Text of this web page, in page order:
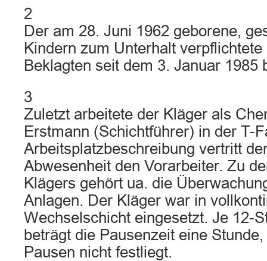
2
Der am 28. Juni 1962 geborene,
Kindern zum Unterhalt
Beklagten seit dem 3. Januar 1985
3
Zuletzt arbeitete der Kläger als
Erstmann (Schichtführer) in der T-
Arbeitsplatzbeschreibung vertritt
Abwesenheit den Vorarbeiter. Zu
Klägers gehört ua. die
Anlagen. Der Kläger war in
Wechselschicht eingesetzt. Je 12-
beträgt die Pausenzeit eine
Pausen nicht festliegt.